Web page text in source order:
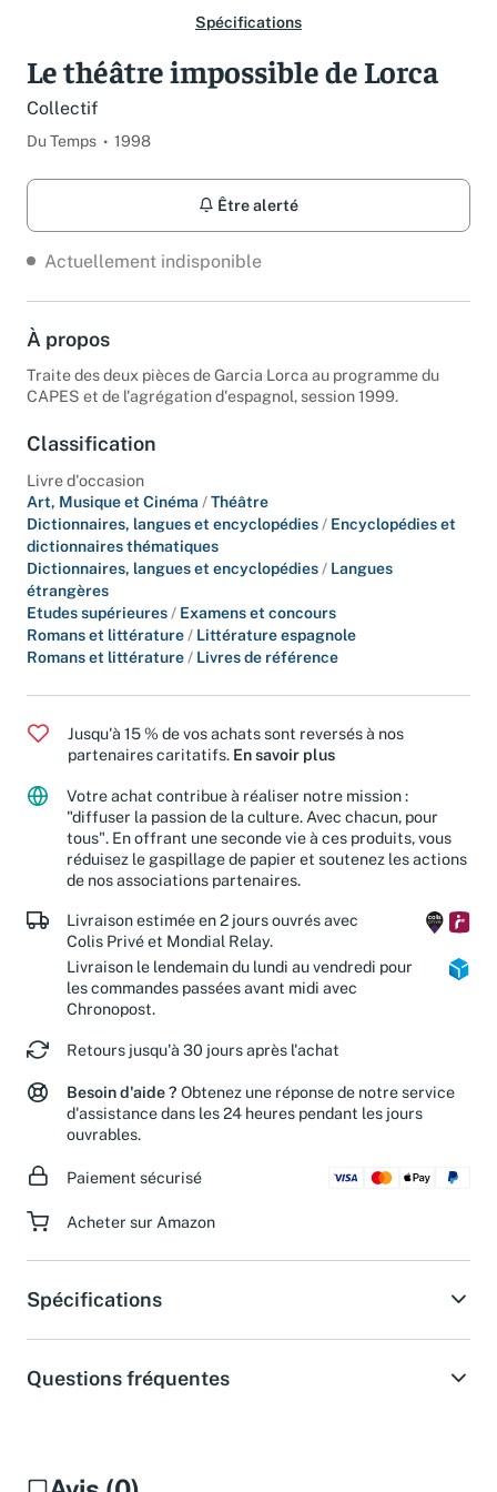
Spécifications
Le théâtre impossible de Lorca
Collectif
Du Temps 1998
Être alerté
Actuellement indisponible
À propos
Traite des deux pièces de Garcia Lorca au programme du
CAPES et de l'agrégation d'espagnol, session 1999.
Classification
Livre d'occasion
Art, Musique et Cinéma /Théâtre
Dictionnaires, langues et encyclopédies / Encyclopédies et
dictionnaires thématiques
Dictionnaires, langues et encyclopédies / Langues
étrangères
Etudes supérieures / Examens et concours
Romans et littérature / Littérature espagnole
Romans et littérature / Livres de référence
Jusqu'à 15 % de vos achats sont reversés à nos
partenaires caritatifs. En savoir plus
Votre achat contribue à réaliser notre mission :
"diffuser la passion de la culture. Avec chacun, pour
tous". En offrant une seconde vie à ces produits, vous
réduisez le gaspillage de papier et soutenez les actions
de nos associations partenaires.
Livraison estimée en 2 jours ouvrés avec
Colis Privé et Mondial Relay.
Livraison le lendemain du lundi au vendredi pour
les commandes passées avant midi avec
Chronopost.
Retours jusqu'à 30 jours après l'achat
Besoin d'aide ? Obtenez une réponse de notre service
d'assistance dans les 24 heures pendant les jours
ouvrables.
Paiement sécurisé
Acheter sur Amazon
Spécifications
Questions fréquentes